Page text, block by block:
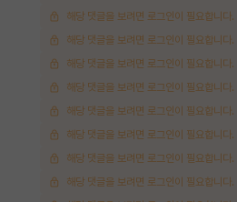
해당 댓글을 보려면 로그인이 필요합니다.
해당 댓글을 보려면 로그인이 필요합니다.
해당 댓글을 보려면 로그인이 필요합니다.
해당 댓글을 보려면 로그인이 필요합니다.
해당 댓글을 보려면 로그인이 필요합니다.
해당 댓글을 보려면 로그인이 필요합니다.
해당 댓글을 보려면 로그인이 필요합니다.
해당 댓글을 보려면 로그인이 필요합니다.